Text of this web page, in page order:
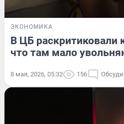
ЭКОНОМИКА
В ЦБ раскритиковали
что там мало
8 мая, 2026, 05:32 156